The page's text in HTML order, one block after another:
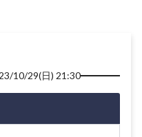
10/29(日) 21:30